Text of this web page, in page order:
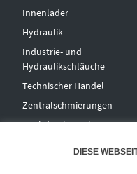
Innenlader
Hydraulik
Industrie- und
Hydraulikschläuche
Technischer Handel
Zentralschmierungen
Hochdruckwaschgeräte
DIESE